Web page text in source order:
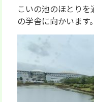
こいの池のほとり
の学舎に向かいます。